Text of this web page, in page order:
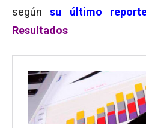
según su último
Resultados